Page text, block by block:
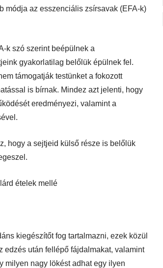
módja az esszenciális zsírsavak (EFA-k)
k szó szerint beépülnek a
gyakorlatilag belőlük épülnek fel.
támogatják testünket a fokozott
is bírnak. Mindez azt jelenti, hogy
eredményezi, valamint a
hogy a sejtjeid külső része is belőlük
ételek mellé
kiegészítőt fog tartalmazni, ezek közül
edzés után fellépő fájdalmakat, valamint
milyen nagy lökést adhat egy ilyen